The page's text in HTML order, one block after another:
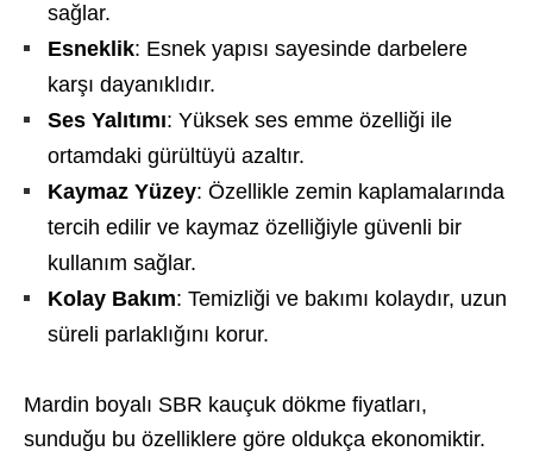
sağlar.
Esneklik: Esnek yapısı sayesinde darbelere
karşı dayanıklıdır.
Ses Yalıtımı: Yüksek ses emme özelliği ile
ortamdaki gürültüyü azaltır.
Kaymaz Yüzey: Özellikle zemin kaplamalarında
tercih edilir ve kaymaz özelliğiyle güvenli bir
kullanım sağlar.
Kolay Bakım: Temizliği ve bakımı kolaydır, uzun
süreli parlaklığını korur.
Mardin boyalı SBR kauçuk dökme fiyatları,
sunduğu bu özelliklere göre oldukça ekonomiktir.